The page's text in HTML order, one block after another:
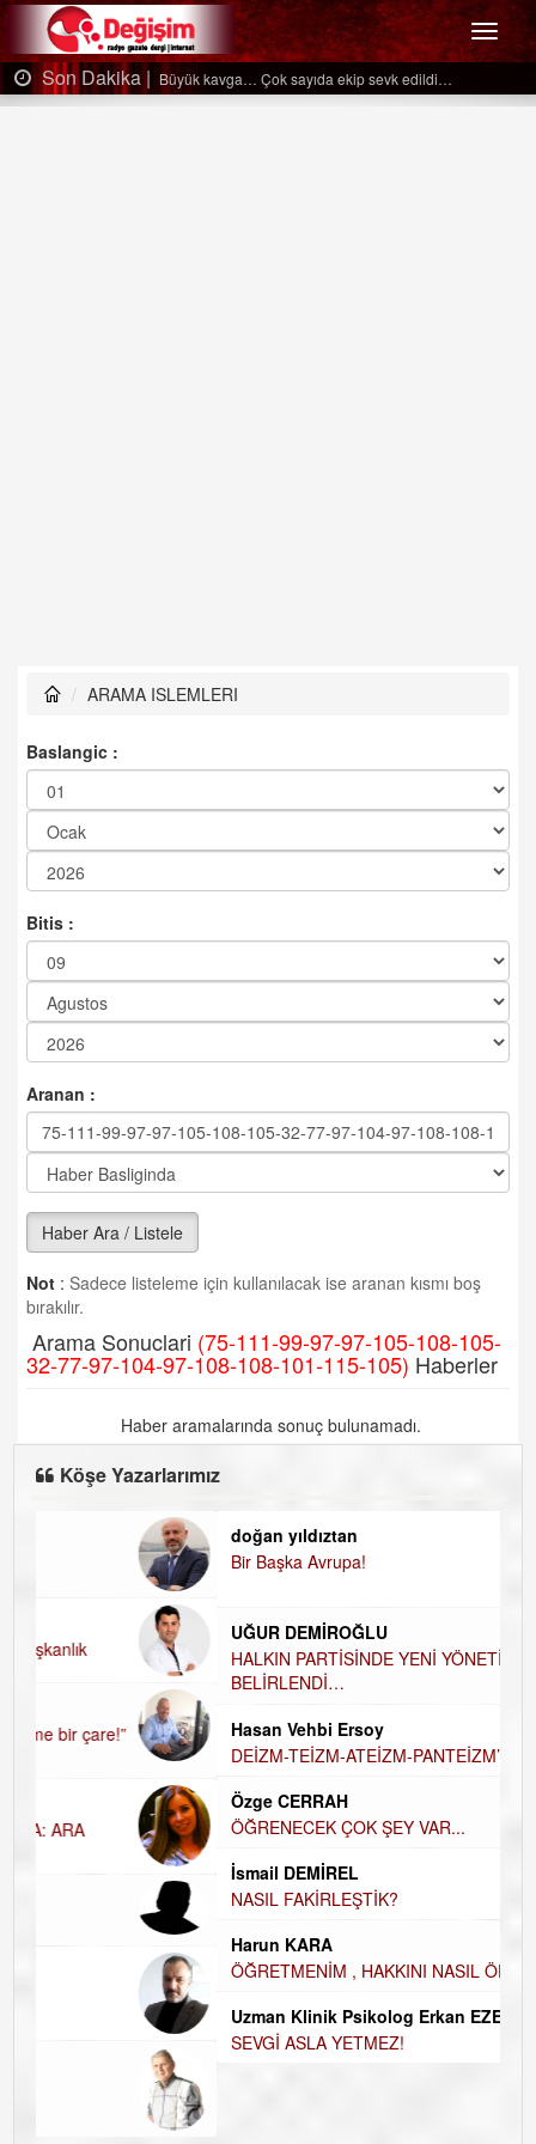
Menü
Son Dakika | Büyük kavga… Çok sayıda ekip sevk edildi…
ARAMA ISLEMLERI
Baslangic :
Bitis :
Aranan :
Haber Ara / Listele
Not : Sadece listeleme için kullanılacak ise aranan kısmı boş
bırakılır.
Arama Sonuclari (75-111-99-97-97-105-108-105-
32-77-97-104-97-108-108-101-115-105) Haberler
Haber aramalarında sonuç bulunamadı.
Köşe Yazarlarımız
doğan yıldıztan
Bir Başka Avrupa!
UĞUR DEMİROĞLU
HALKIN PARTİSİNDE YENİ YÖNETİM
BELİRLENDİ…
Hasan Vehbi Ersoy
DEİZM-TEİZM-ATEİZM-PANTEİZM’E BAKIŞ
Özge CERRAH
ÖĞRENECEK ÇOK ŞEY VAR...
İsmail DEMİREL
NASIL FAKİRLEŞTİK?
Harun KARA
ÖĞRETMENİM , HAKKINI NASIL ÖDERİM !
Uzman Klinik Psikolog Erkan EZERÇE
SEVGİ ASLA YETMEZ!